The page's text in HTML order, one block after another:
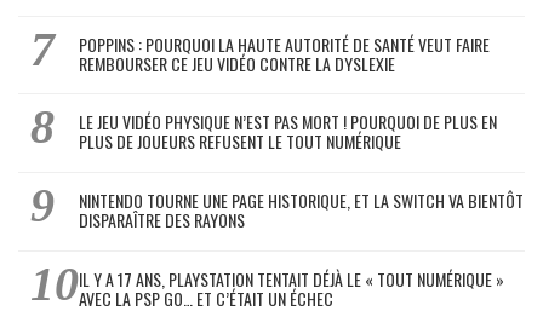
POPPINS : POURQUOI LA HAUTE AUTORITÉ DE SANTÉ VEUT FAIRE
REMBOURSER CE JEU VIDÉO CONTRE LA DYSLEXIE
LE JEU VIDÉO PHYSIQUE N’EST PAS MORT ! POURQUOI DE PLUS EN
PLUS DE JOUEURS REFUSENT LE TOUT NUMÉRIQUE
NINTENDO TOURNE UNE PAGE HISTORIQUE, ET LA SWITCH VA BIENTÔT
DISPARAÎTRE DES RAYONS
IL Y A 17 ANS, PLAYSTATION TENTAIT DÉJÀ LE « TOUT NUMÉRIQUE »
AVEC LA PSP GO… ET C’ÉTAIT UN ÉCHEC